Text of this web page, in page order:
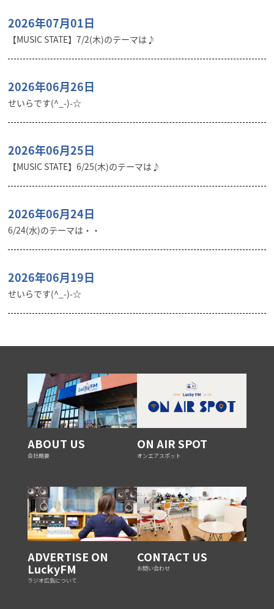
2026年07月01日
【MUSIC STATE】7/2(木)のテーマは♪
2026年06月26日
せいらです(^_-)-☆
2026年06月25日
【MUSIC STATE】6/25(木)のテーマは♪
2026年06月24日
6/24(水)のテーマは・・
2026年06月19日
せいらです(^_-)-☆
ABOUT US
会社概要
ON AIR SPOT
オンエアスポット
ADVERTISE ON
LuckyFM
ラジオ広告について
CONTACT US
お問い合わせ